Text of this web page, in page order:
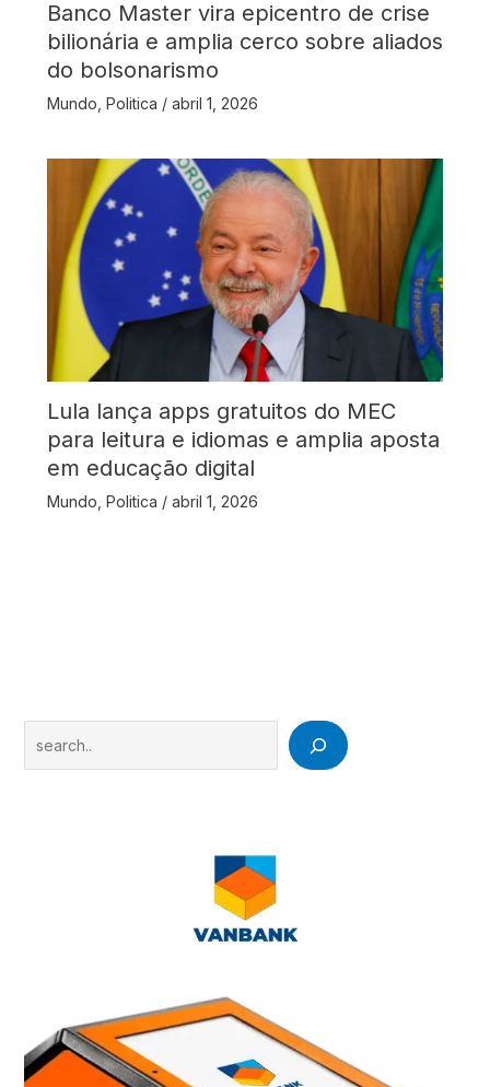
Banco Master vira epicentro de crise
bilionária e amplia cerco sobre aliados
do bolsonarismo
Mundo Politica / abril 1, 2026
Lula lança apps gratuitos do MEC
para leitura e idiomas e amplia aposta
em educação digital
Mundo Politica / abril 1, 2026